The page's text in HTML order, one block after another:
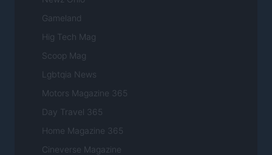
Gameland
Hig Tech Mag
Scoop Mag
Lgbtqia News
Motors Magazine 365
Day Travel 365
Home Magazine 365
Cineverse Magazine